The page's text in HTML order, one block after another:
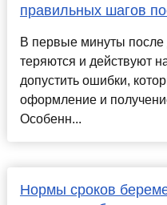
правильных шагов
В первые минуты
теряются и действуют
допустить ошибки,
оформление и
Особенн...
Нормы сроков